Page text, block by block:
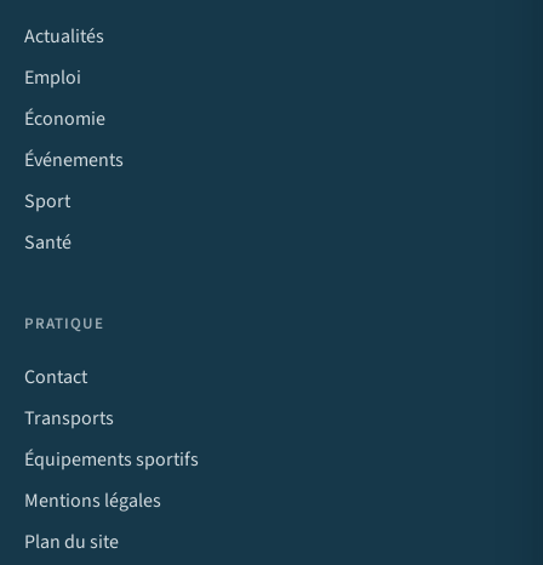
Actualités
Emploi
Économie
Événements
Sport
Santé
PRATIQUE
Contact
Transports
Équipements sportifs
Mentions légales
Plan du site